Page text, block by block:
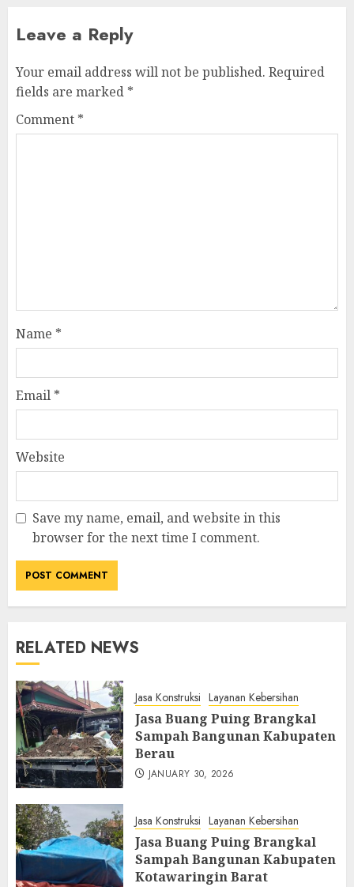
Leave a Reply
Your email address will not be published. Required
fields are marked *
Comment *
Name *
Email *
Website
Save my name, email, and website in this
browser for the next time I comment.
RELATED NEWS
Jasa Konstruksi Layanan Kebersihan
Jasa Buang Puing Brangkal
Sampah Bangunan Kabupaten
Berau
JANUARY 30, 2026
Jasa Konstruksi Layanan Kebersihan
Jasa Buang Puing Brangkal
Sampah Bangunan Kabupaten
Kotawaringin Barat